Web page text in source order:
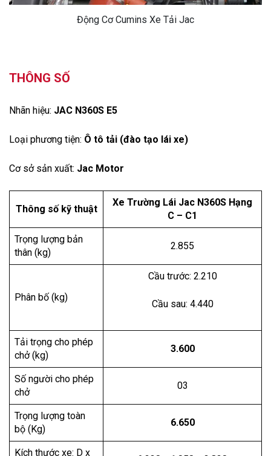
Động Cơ Cumins Xe Tải Jac
THÔNG SỐ
Nhãn hiệu: JAC N360S E5
Loại phương tiện: Ô tô tải (đào tạo lái xe)
Cơ sở sản xuất: Jac Motor
Thông số kỹ thuật
Xe Trường Lái Jac N360S Hạng
C – C1
Trọng lượng bản
thân (kg)
2.855
Phân bố (kg)
Cầu trước: 2.210
Cầu sau: 4.440
Tải trọng cho phép
chở (kg)
3.600
Số người cho phép
chở
03
Trọng lượng toàn
bộ (Kg)
6.650
Kích thước xe: D x